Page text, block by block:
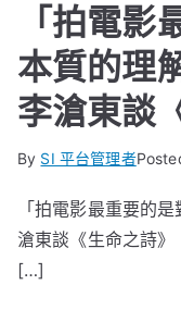
「拍電
本質的理
李滄東談
By SI 平台管理者
「拍電影最重要的
滄東談《生命之詩
[…]